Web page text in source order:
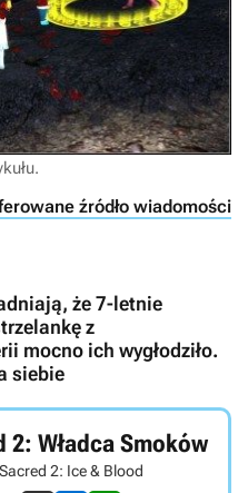
źródło wiadomości
że 7-letnie
z
mocno ich wygłodziło.
siebie
2: Władca Smoków
Sacred 2: Ice & Blood